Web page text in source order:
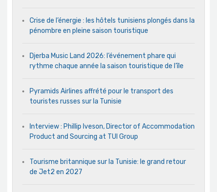
Crise de l’énergie : les hôtels tunisiens plongés dans la
pénombre en pleine saison touristique
Djerba Music Land 2026: l’événement phare qui
rythme chaque année la saison touristique de l’île
Pyramids Airlines affrété pour le transport des
touristes russes sur la Tunisie
Interview : Phillip Iveson, Director of Accommodation
Product and Sourcing at TUI Group
Tourisme britannique sur la Tunisie: le grand retour
de Jet2 en 2027